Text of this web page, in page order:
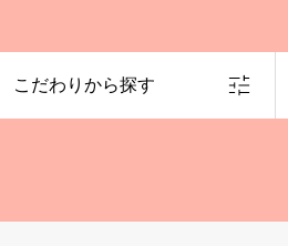
こだわりから探す